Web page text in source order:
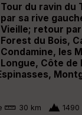
Tour du ravin du
par sa rive
Vieille; retour
Forest du Bois,
Condamine, les
Longue, Côte de
30 km 1490